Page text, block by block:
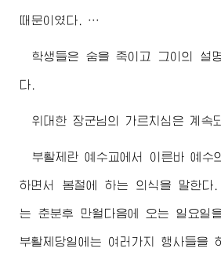
때문이였다. …
학생들은 숨을 죽이고 그이의 설
다.
위대한 장군님 의 가르치심은 계속
부활제란 예수교에서 이른바 예수
하면서 봄철에 하는 의식을 말한다.
는 춘분후 만월다음에 오는 일요일
부활제당일에는 여러가지 행사들을